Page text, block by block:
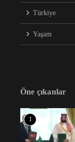
Türkiye
Yaşam
Öne çıkanlar
1